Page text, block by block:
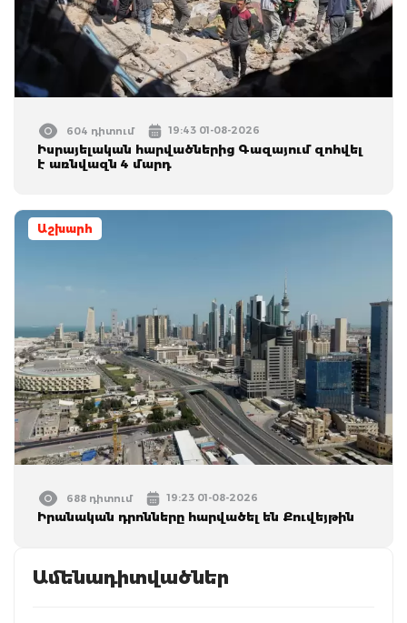
604 դիտում 19:43 01-08-2026
Իսրայելական հարվածներից Գազայում զոհվել
է առնվազն 4 մարդ
Աշխարհ
688 դիտում 19:23 01-08-2026
Իրանական դրոնները հարվածել են Քուվեյթին
Ամենադիտվածներ